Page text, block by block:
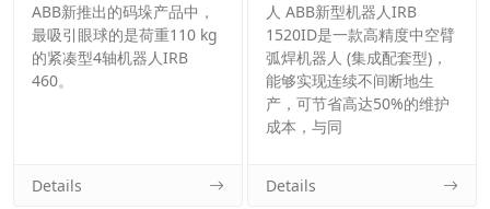
ABB新推出的码垛产品中，
最吸引眼球的是荷重110 kg
的紧凑型4轴机器人IRB
460。
Details
人 ABB新型机器人IRB
1520ID是一款高精度中空臂
弧焊机器人 (集成配套型)，
能够实现连续不间断地生
产，可节省高达50%的维护
成本，与同
Details